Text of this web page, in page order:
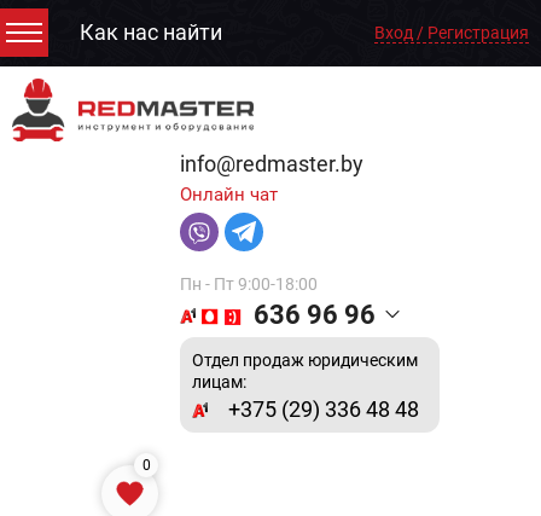
Как нас найти Вход / Регистрация
info@redmaster.by
Онлайн чат
Пн - Пт 9:00-18:00
636 96 96
Отдел продаж юридическим
лицам:
+375 (29) 336 48 48
0